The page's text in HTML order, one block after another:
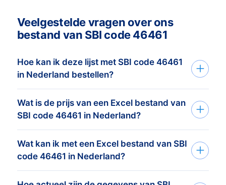
Veelgestelde vragen over ons
bestand van SBI code 46461
Hoe kan ik deze lijst met SBI code 46461
in Nederland bestellen?
Je vertelt ons je doelgroep via het
aanvraagformulier of telefoon. Op basis
van deze informatie maken wij
hetadressenbestand dat perfect
afgestemd is op je doelgroep
Wat is de prijs van een Excel bestand van
SBI code 46461 in Nederland?
De prijs is afhankelijk van het aantal
adressen en de adresgegevens die u
nodig heeft. Bekijkhieronze prijslijst. Het
Wat kan ik met een Excel bestand van SBI
code 46461 in Nederland?